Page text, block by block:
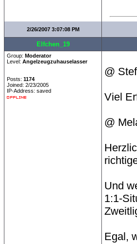
2/26/2007 3:07:08 PM
Elfchen_19
Group: Moderator
Level: Angelzeugzuhauselasser
Posts: 1174
Joined: 2/23/2005
IP-Address: saved
@
Viel
@
Und
1:1-
Egal,